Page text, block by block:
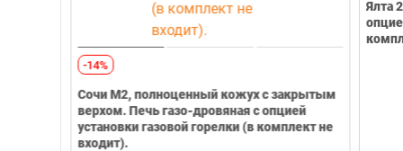
Сочи М2, полноценный кожух с закрытым
верхом. Печь газо-дровяная с опцией
установки газовой горелки (в комплект не
Ялта 25К в
опцией
комплект не